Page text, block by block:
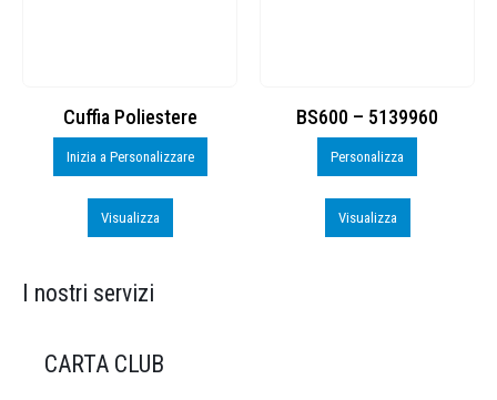
Cuffia Poliestere
Inizia a Personalizzare
Visualizza
BS600 – 5139960
Personalizza
Visualizza
I nostri servizi
CARTA CLUB